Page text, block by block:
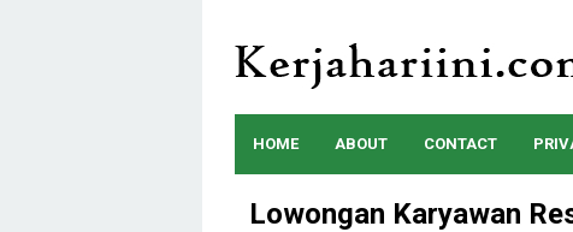
content
HOME ABOUT CONTACT
Lowongan Karyawan